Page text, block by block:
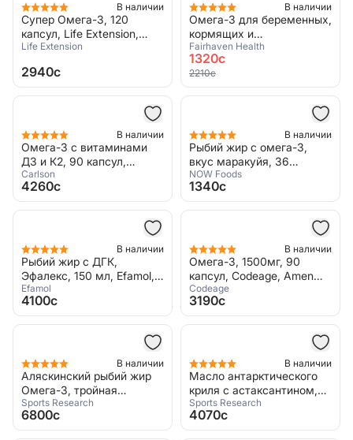
В наличии
Супер Омега-3, 120
капсул, Life Extension,
Super Omega-3
Life Extension
2940c
В наличии
Омега-3 для беременных,
кормящих и
планирующих
беременность, 90 капсул,
Fairhaven Health, Preanatal
DHA+EPA
Fairhaven Health
1320c
2210c
В наличии
Омега-3 с витаминами
Д3 и К2, 90 капсул,
Carlson, Elite Omega-3 plus
D and K
Carlson
4260c
В наличии
Рыбий жир с омега-3,
вкус маракуйя, 36
мармеладок, Now Foods,
Omega-3 Fish Oil Gummy
Chews
NOW Foods
1340c
В наличии
Рыбий жир с ДГК,
Эфалекс, 150 мл, Efamol,
Efalex
Efamol
4100c
В наличии
Омега-3, 1500мг, 90
капсул, Codeage, Amen
Omega-3
Codeage
3190c
В наличии
Аляскинский рыбий жир
Омега-3, тройная
крепость, 180 капсул,
Sports Research, Alaskan
Omega-3
Sports Research
6800c
В наличии
Масло антарктического
криля с астаксантином,
500 мг, 120 капсул, Sports
Research, Omega-3 Krill Oil
Sports Research
4070c